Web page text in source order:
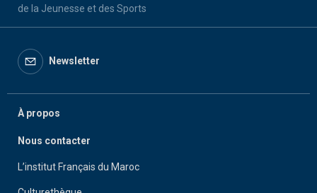
de la Jeunesse et des Sports
Newsletter
À propos
Nous contacter
L’institut Français du Maroc